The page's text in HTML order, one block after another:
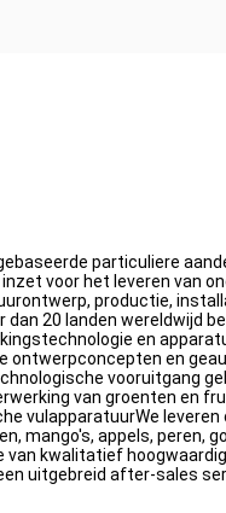
particuliere
voor het leveren van
productie,
20 landen wereldwijd
en
ontwerpconcepten en
vooruitgang
van groenten en
vulapparatuurWe
appels, peren,
kwalitatief
uitgebreid after-sales